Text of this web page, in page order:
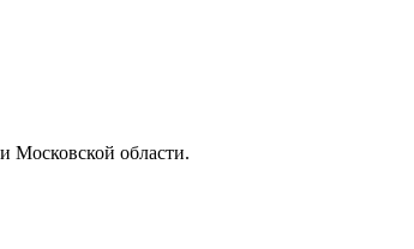
Московской области.